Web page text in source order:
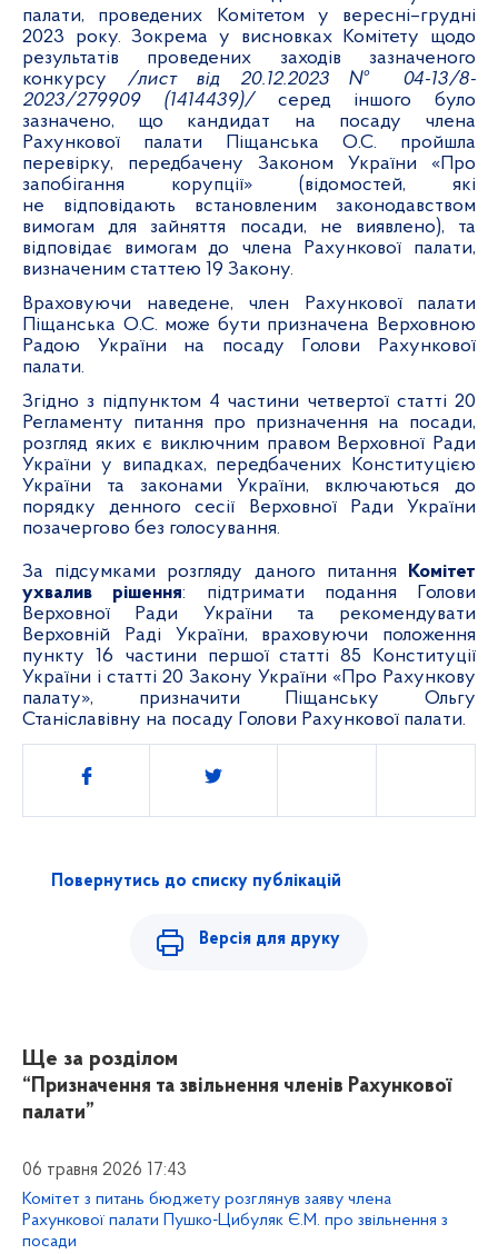
палати, проведених Комітетом у вересні–грудні
2023 року. Зокрема у висновках Комітету щодо
результатів проведених заходів зазначеного
конкурсу /лист від 20.12.2023 № 04-13/8-
2023/279909 (1414439)/серед іншого було
зазначено, що кандидат на посаду члена
Рахункової палати Піщанська О.С. пройшла
перевірку, передбачену Законом України «Про
запобігання корупції» (відомостей, які
не відповідають встановленим законодавством
вимогам для зайняття посади, не виявлено), та
відповідає вимогам до члена Рахункової палати,
визначеним статтею 19 Закону.
Враховуючи наведене, член Рахункової палати
Піщанська О.С. може бути призначена Верховною
Радою України на посаду Голови Рахункової
палати.
Згідно з підпунктом 4 частини четвертої статті 20
Регламенту питання про призначення на посади,
розгляд яких є виключним правом Верховної Ради
України у випадках, передбачених Конституцією
України та законами України, включаються до
порядку денного сесії Верховної Ради
України
позачергово без голосування.
За підсумками розгляду даного питання
Комітет
ухвалив рішення: підтримати подання Голови
Верховної Ради України та рекомендувати
Верховній Раді України, враховуючи положення
пункту 16 частини першої статті 85 Конституції
України і статті 20 Закону України «Про Рахункову
палату», призначити Піщанську Ольгу
Станіславівну на посаду Голови Рахункової палати.
Поділитись
Повернутись до списку публікацій
Версія для друку
Ще за розділом
“Призначення та звільнення членів Рахункової
палати”
06 травня 2026 17:43
Комітет з питань бюджету розглянув заяву члена
Рахункової палати Пушко-Цибуляк Є.М. про звільнення з
посади